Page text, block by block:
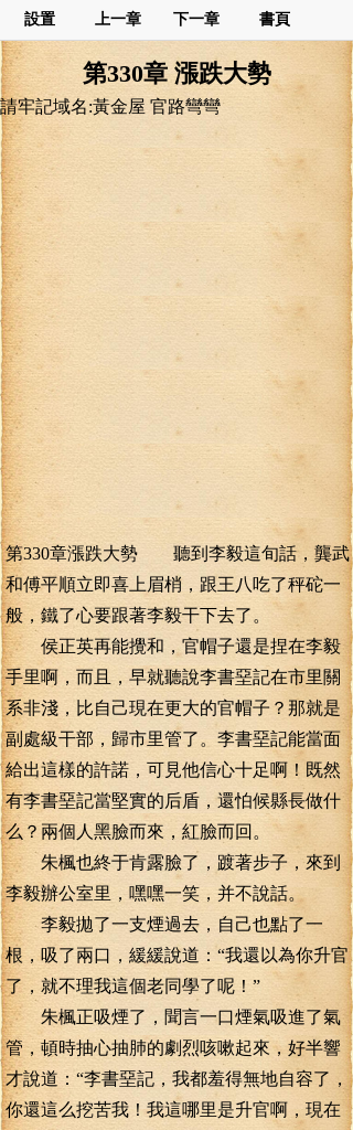
設置 上一章 下一章 書頁
第330章 漲跌大勢
請牢記域名:黃金屋 官路彎彎
第330章漲跌大勢 聽到李毅這旬話，龔武
和傅平順立即喜上眉梢，跟王八吃了秤砣一
般，鐵了心要跟著李毅干下去了。
侯正英再能攪和，官帽子還是捏在李毅
手里啊，而且，早就聽說李書堊記在市里關
系非淺，比自己現在更大的官帽子？那就是
副處級干部，歸市里管了。李書堊記能當面
給出這樣的許諾，可見他信心十足啊！既然
有李書堊記當堅實的后盾，還怕候縣長做什
么？兩個人黑臉而來，紅臉而回。
朱楓也終于肯露臉了，踱著步子，來到
李毅辦公室里，嘿嘿一笑，并不說話。
李毅拋了一支煙過去，自己也點了一
根，吸了兩口，緩緩說道：“我還以為你升官
了，就不理我這個老同學了呢！”
朱楓正吸煙了，聞言一口煙氣吸進了氣
管，頓時抽心抽肺的劇烈咳嗽起來，好半響
才說道：“李書堊記，我都羞得無地自容了，
你還這么挖苦我！我這哪里是升官啊，現在